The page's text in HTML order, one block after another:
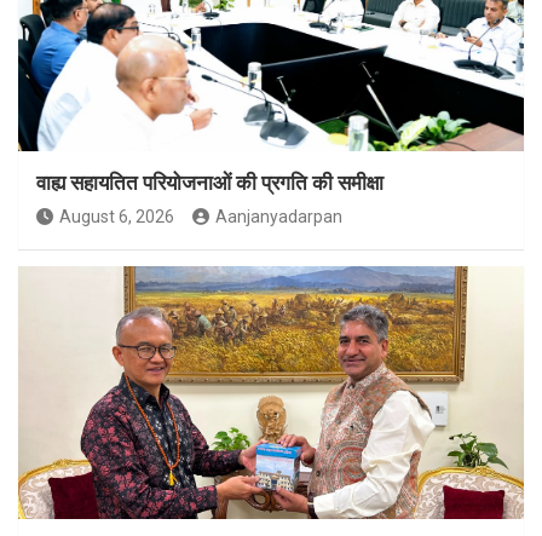
वाह्य सहायतित परियोजनाओं की प्रगति की समीक्षा
August 6, 2026 Aanjanyadarpan